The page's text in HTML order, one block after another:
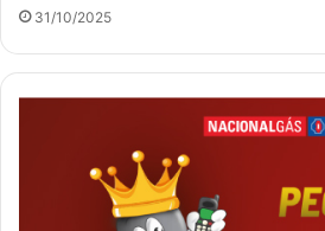
31/10/2025